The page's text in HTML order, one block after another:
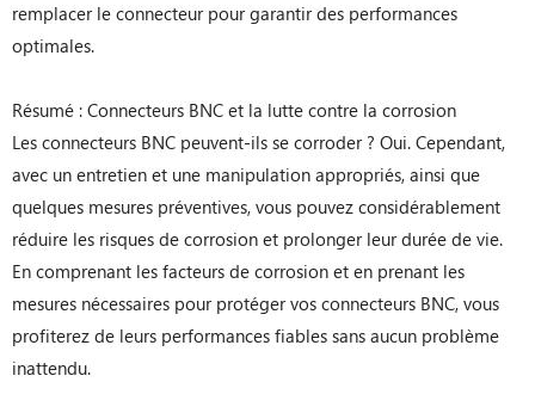
remplacer le connecteur pour garantir des performances
optimales.
Résumé : Connecteurs BNC et la lutte contre la corrosion
Les connecteurs BNC peuvent-ils se corroder ? Oui. Cependant,
avec un entretien et une manipulation appropriés, ainsi que
quelques mesures préventives, vous pouvez considérablement
réduire les risques de corrosion et prolonger leur durée de vie.
En comprenant les facteurs de corrosion et en prenant les
mesures nécessaires pour protéger vos connecteurs BNC, vous
profiterez de leurs performances fiables sans aucun problème
inattendu.